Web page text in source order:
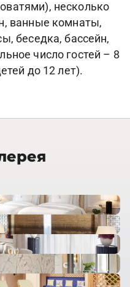
несколько
ванные комнаты,
беседка, бассейн,
число гостей – 8
до 12 лет).